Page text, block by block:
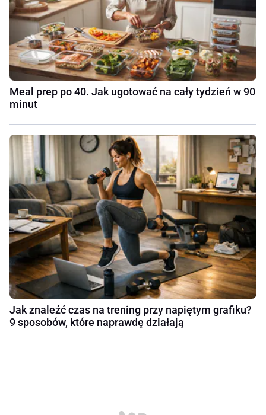
Meal prep po 40. Jak ugotować na cały tydzień w 90
minut
Jak znaleźć czas na trening przy napiętym grafiku?
9 sposobów, które naprawdę działają